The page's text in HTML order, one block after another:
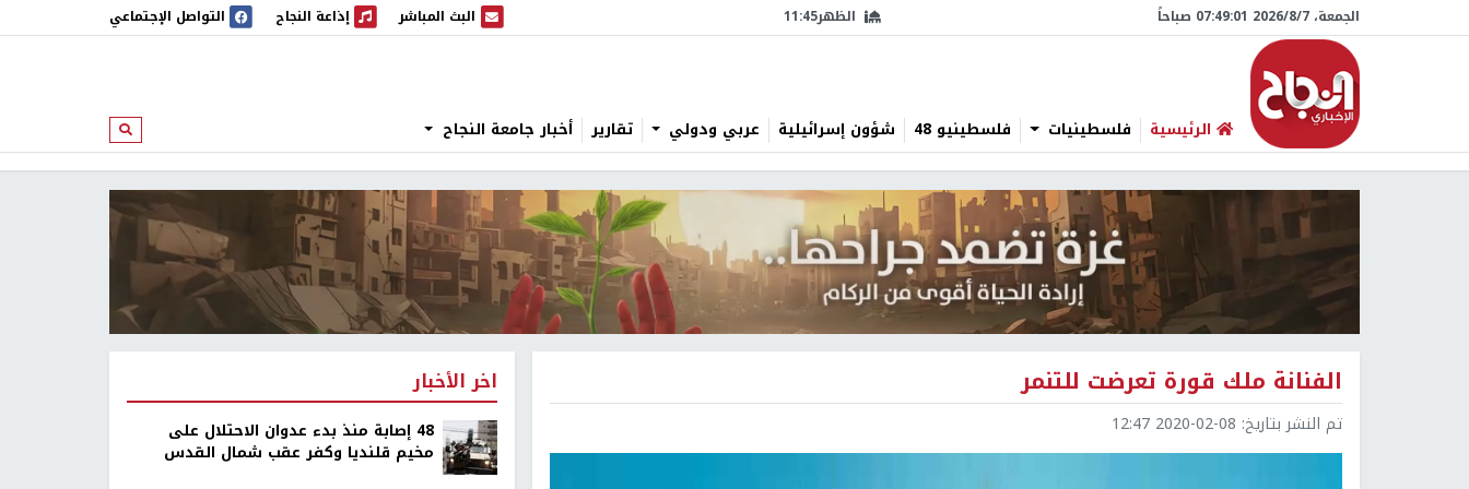
الجمعة، 7/‏8/‏2026 07:49:02 صباحاً الظهر11:45 البث المباشر
البث المباشر إذاعة النجاح
إذاعة النجاح التواصل الإجتماعي
الرئيسية فلسطينيات فلسطينيو 48 شؤون إسرائيلية عربي ودولي تقارير أخبار جامعة النجاح ابحث
الفنانة ملك قورة تعرضت للتنمر
تم النشر بتاريخ: 2020-02-08 12:47
اخر الأخبار
48 إصابة منذ بدء عدوان الاحتلال على
مخيم قلنديا وكفر عقب شمال القدس